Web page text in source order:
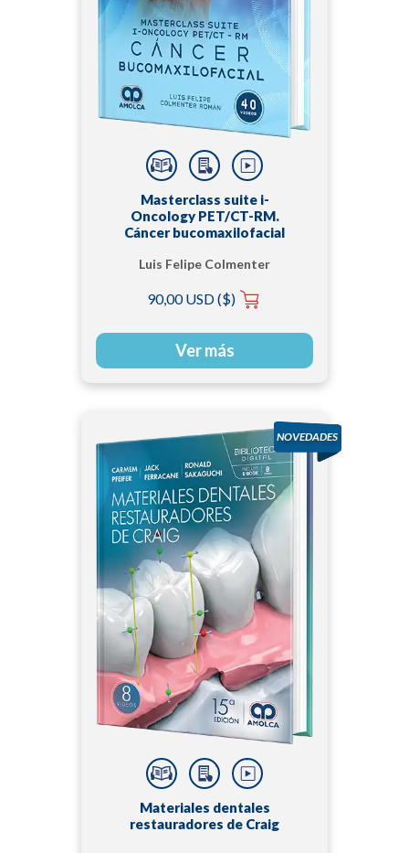
Masterclass suite i-
Oncology PET/CT-RM.
Cáncer bucomaxilofacial
Luis Felipe Colmenter
90,00 USD ($)
Ver más
Materiales dentales
restauradores de Craig